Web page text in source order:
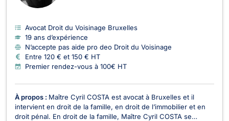
Avocat Droit du Voisinage Bruxelles
19 ans d’expérience
N’accepte pas aide pro deo Droit du Voisinage
Entre 120 € et 150 € HT
Premier rendez-vous à 100€ HT
À propos : Maître Cyril COSTA est avocat à Bruxelles et il
intervient en droit de la famille, en droit de l’immobilier et en
droit pénal. En droit de la famille, Maître Cyril COSTA se